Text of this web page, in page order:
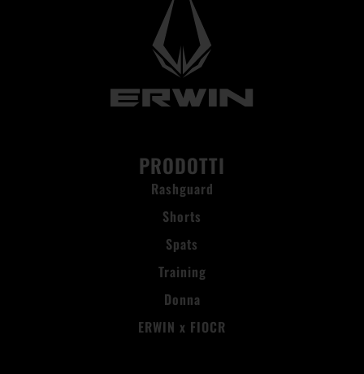
PRODOTTI
Rashguard
Shorts
Spats
Training
Donna
ERWIN x FIOCR